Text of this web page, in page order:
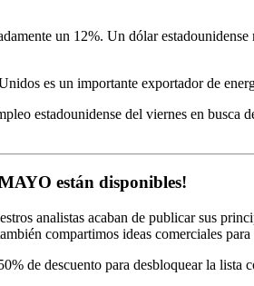
un 12%. Un dólar
es un importante exportador de
estadounidense del viernes en
MAYO están disponibles!
analistas acaban de publicar sus
compartimos ideas comerciales
de descuento para desbloquear la lista